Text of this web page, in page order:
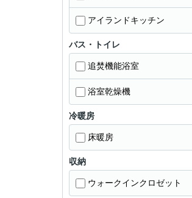
アイランドキッチン
バス・トイレ
追焚機能浴室
浴室乾燥機
冷暖房
床暖房
収納
ウォークインクロゼット